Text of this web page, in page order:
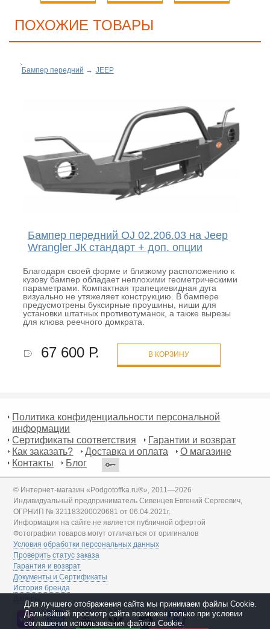
ПОХОЖИЕ ТОВАРЫ
Бампер передний → JEEP
Бампер передний OJ 02.206.03 на Jeep
Wrangler JК стандарт + доп. опции
Благодаря своей форме и близкому расположению к
кузову бампер обладает неплохими геометрическими
параметрами. Компактная трапециевидная дуга
визуально не утяжеляет конструкцию. В бампере
предусмотрены буксирные проушины, ниши для
установки штатных противотуманок, а также вырезы
для клюва реечного домкрата.
67 600 Р. В КОРЗИНУ
Политика конфиденциальности персональной
информации
Сертификаты соответствия
Гарантии и возврат
Как заказать?
Доставка и оплата
О магазине
Контакты
Блог
© Интернет-магазин «Podgotoffka.ru®», 2011—2026
Индивидуальный предприниматель Сивенцев Евгений Сергеевич,
ОГРНИП № 321183200020681 от 06.04.2021г.
Информация на сайте не является публичной офертой
Фотографии товаров могут отличаться от оригиналов
Условия обработки персональных данных
Проверить статус заказа
Гарантия и возврат
Документы и Сертификаты
История бренда
Для лучшего отображения сайта мы принимаем файлы Cookie.
Дальнейший просмотр сайта возможен только при условии
соглашения использования файлов Cookie.